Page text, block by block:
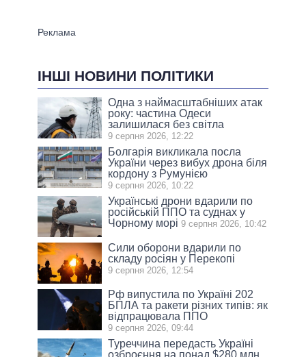
ІНШІ НОВИНИ ПОЛІТИКИ
Одна з наймасштабніших атак
року: частина Одеси
залишилася без світла
9 серпня 2026, 12:22
Болгарія викликала посла
України через вибух дрона біля
кордону з Румунією
9 серпня 2026, 10:22
Українські дрони вдарили по
російській ППО та суднах у
Чорному морі 9 серпня 2026, 10:42
Сили оборони вдарили по
складу росіян у Перекопі
9 серпня 2026, 12:54
Рф випустила по Україні 202
БПЛА та ракети різних типів: як
відпрацювала ППО
9 серпня 2026, 09:44
Туреччина передасть Україні
озброєння на понад $280 млн